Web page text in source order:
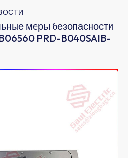
меры безопасности
PRD-B040SAIB-